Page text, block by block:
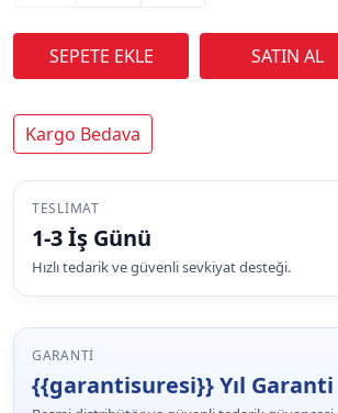
Kargo Bedava
TESLIMAT
1-3 İş Günü
Hızlı tedarik ve güvenli sevkiyat desteği.
GARANTI
{{garantisuresi}} Yıl Garanti